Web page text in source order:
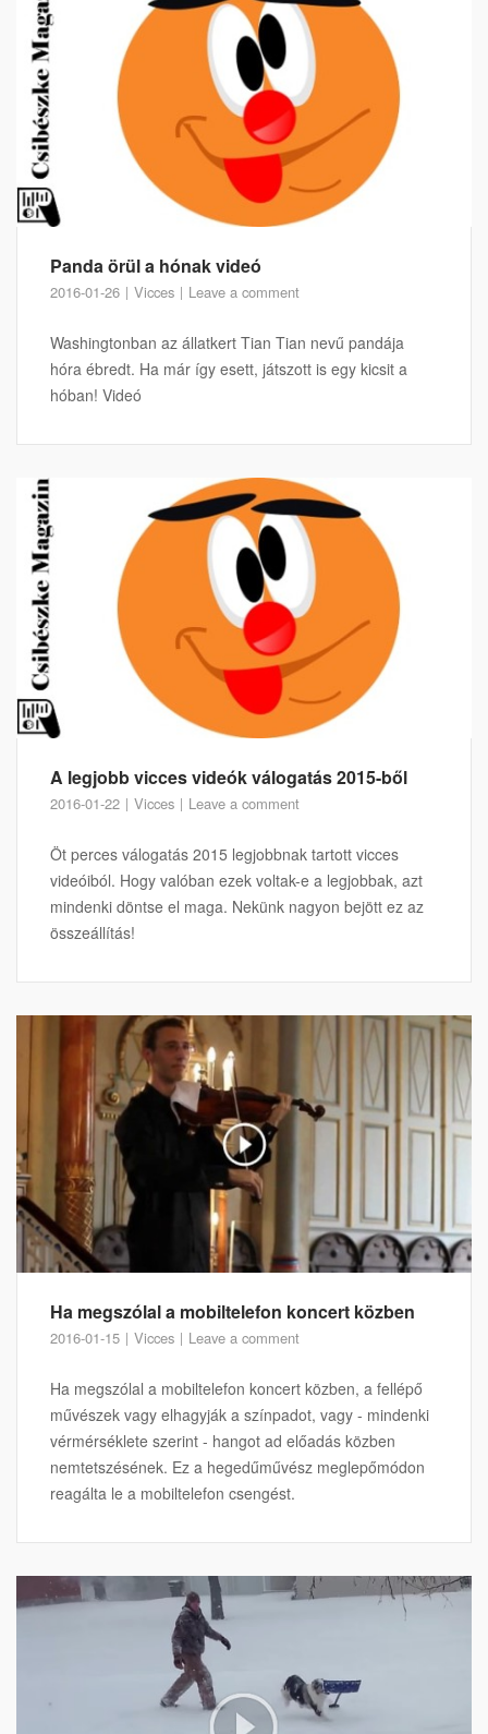
Panda örül a hónak videó
2016-01-26 Vicces Leave a comment
Washingtonban az állatkert Tian Tian nevű pandája
hóra ébredt. Ha már így esett, játszott is egy kicsit a
hóban! Videó
A legjobb vicces videók válogatás 2015-ből
2016-01-22 Vicces Leave a comment
Öt perces válogatás 2015 legjobbnak tartott vicces
videóiból. Hogy valóban ezek voltak-e a legjobbak, azt
mindenki döntse el maga. Nekünk nagyon bejött ez az
összeállítás!
Ha megszólal a mobiltelefon koncert közben
2016-01-15 Vicces Leave a comment
Ha megszólal a mobiltelefon koncert közben, a fellépő
művészek vagy elhagyják a színpadot, vagy - mindenki
vérmérséklete szerint - hangot ad előadás közben
nemtetszésének. Ez a hegedűművész meglepőmódon
reagálta le a mobiltelefon csengést.